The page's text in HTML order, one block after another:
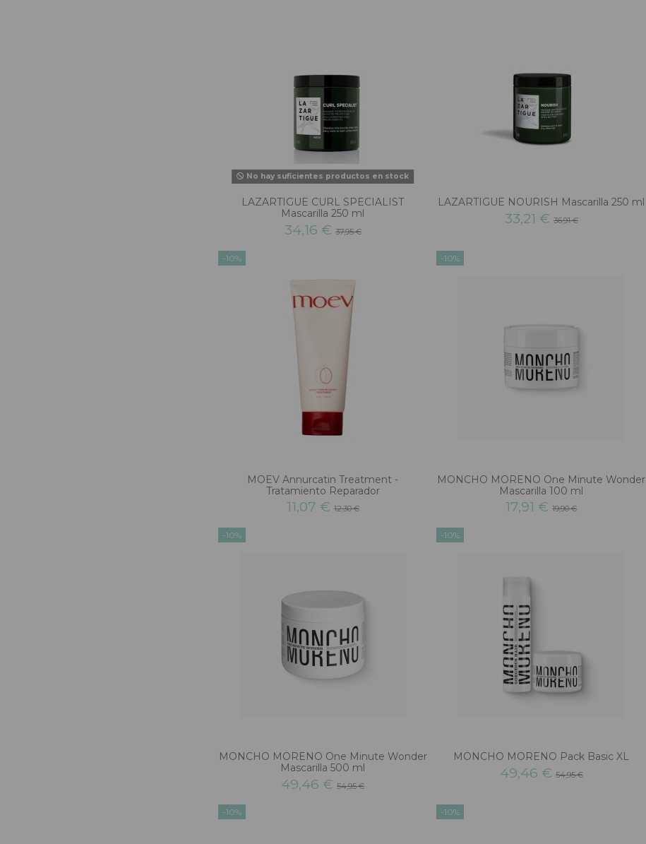
No hay suficientes productos en stock
LAZARTIGUE CURL SPECIALIST
Mascarilla 250 ml
34,16 € 37,95 €
LAZARTIGUE NOURISH Mascarilla 250 ml
33,21 € 36,91 €
-10%
MOEV Annurcatin Treatment -
Tratamiento Reparador
11,07 € 12,30 €
-10%
MONCHO MORENO One Minute Wonder
Mascarilla 100 ml
17,91 €19,90 €
-10%
MONCHO MORENO One Minute Wonder
Mascarilla 500 ml
49,46 €54,95 €
-10%
MONCHO MORENO Pack Basic XL
49,46 € 54,95 €
-10% -10%